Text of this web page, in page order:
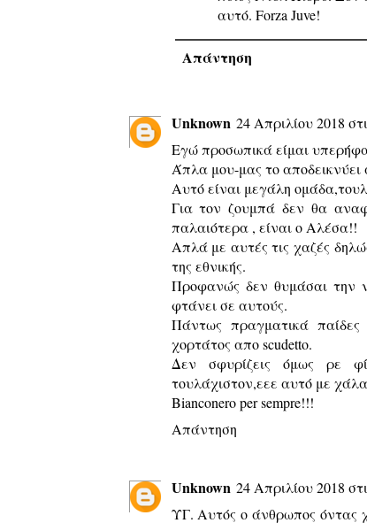
αυτό. Forza Juve!
Απάντηση
Unknown 24 Απριλίου 2018
Εγώ προσωπικά είμαι
Άπλα μου-μας το
Αυτό είναι μεγάλη
Για τον ζουμπά δεν θα
παλαιότερα , είναι ο Αλέσα!!
Απλά με αυτές τις χαζές
της εθνικής.
Προφανώς δεν θυμάσαι την
φτάνει σε αυτούς.
Πάντως πραγματικά
χορτάτος απο scudetto.
Δεν σφυρίζεις όμως ρε
τουλάχιστον,εεε αυτό με
Bianconero per sempre!!!
Απάντηση
Unknown 24 Απριλίου 2018
ΥΓ. Αυτός ο άνθρωπος όντας